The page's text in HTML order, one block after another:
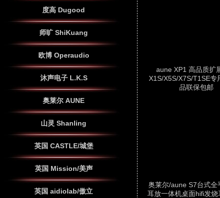
度高 Dugood
师旷 ShiKuang
欧博 Operaudio
沐声电子 L.K.S
奥莱尔 AUNE
山灵 Shanling
英国 CASTLE/城堡
英国 Mission/美声
英国 aidiolab/傲立
aune XP1 高品质扩
X1S/X5S/X7S/T1SE专
品联保包邮
奥莱尔/aune S7台式全
耳放一体机桌面hifi发烧